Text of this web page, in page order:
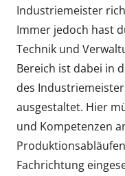
Industriemeister
Immer jedoch hast
Technik und
Bereich ist dabei in
des
ausgestaltet. Hier
und Kompetenzen
Fachrichtung